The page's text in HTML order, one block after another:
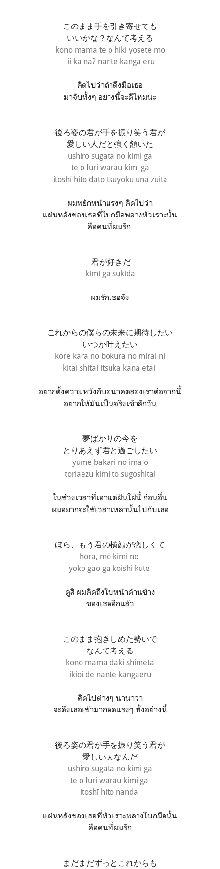
このまま手を引き寄せても
いいかな？なんて考える
kono mama te o hiki yosete mo
ii ka na? nante kanga eru
คิดไปว่าถ้าดึงมือเธอ
มาจับทั้งๆ อย่างนี้จะดีไหมนะ
後ろ姿の君が手を振り笑う君が
愛しい人だと強く頷いた
ushiro sugata no kimi ga
te o furi warau kimi ga
itoshī hito dato tsuyoku una zuita
ผมพยักหน้าแรงๆ คิดไปว่า
แผ่นหลังของเธอที่โบกมือพลางหัวเราะนั้น
คือคนที่ผมรัก
君が好きだ
kimi ga sukida
ผมรักเธอจัง
これからの僕らの未来に期待したい
いつか叶えたい
kore kara no bokura no mirai ni
kitai shitai itsuka kana etai
อยากตั้งความหวังกับอนาคตสองเราต่อจากนี้
อยากให้มันเป็นจริงเข้าสักวัน
夢ばかりの今を
とりあえず君と過ごしたい
yume bakari no ima o
toriaezu kimi to sugoshitai
ในช่วงเวลาที่เอาแต่ฝันใฝ่นี้ ก่อนอื่น
ผมอยากจะใช้เวลาเหล่านั้นไปกับเธอ
ほら、もう君の横顔が恋しくて
hora, mō kimi no
yoko gao ga koishi kute
ดูสิ ผมคิดถึงใบหน้าด้านข้าง
ของเธออีกแล้ว
このまま抱きしめた勢いで
なんて考える
kono mama daki shimeta
ikioi de nante kangaeru
คิดไปต่างๆ นานาว่า
จะดึงเธอเข้ามากอดแรงๆ ทั้งอย่างนี้
後ろ姿の君が手を振り笑う君が
愛しい人なんだ
ushiro sugata no kimi ga
te o furi warau kimi ga
itoshī hito nanda
แผ่นหลังของเธอที่หัวเราะพลางโบกมือนั้น
คือคนที่ผมรัก
まだまだずっとこれからも